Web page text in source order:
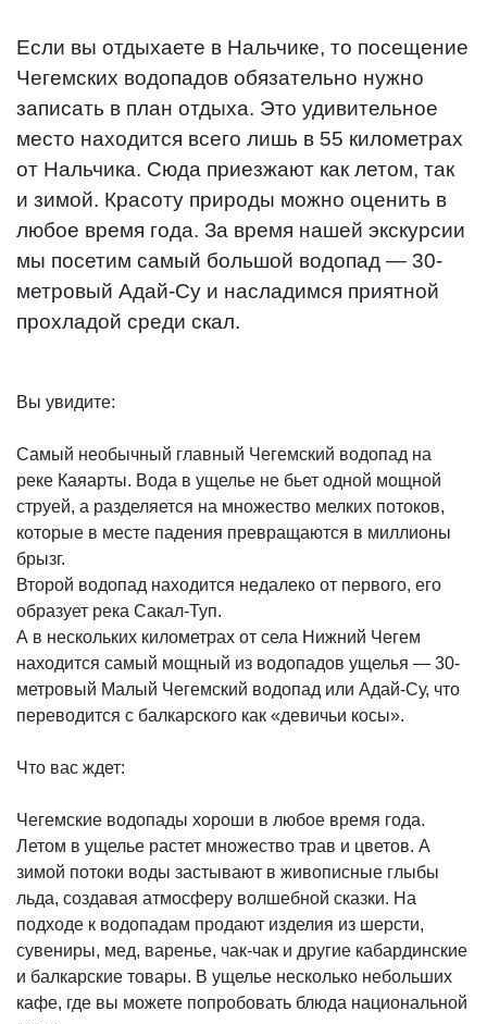
Если вы отдыхаете в Нальчике, то посещение
Чегемских водопадов обязательно нужно
записать в план отдыха. Это удивительное
место находится всего лишь в 55 километрах
от Нальчика. Сюда приезжают как летом, так
и зимой. Красоту природы можно оценить в
любое время года. За время нашей экскурсии
мы посетим самый большой водопад — 30-
метровый Адай-Су и насладимся приятной
прохладой среди скал.
Вы увидите:
Самый необычный главный Чегемский водопад на
реке Каяарты. Вода в ущелье не бьет одной мощной
струей, а разделяется на множество мелких потоков,
которые в месте падения превращаются в миллионы
брызг.
Второй водопад находится недалеко от первого, его
образует река Сакал-Туп.
А в нескольких километрах от села Нижний Чегем
находится самый мощный из водопадов ущелья — 30-
метровый Малый Чегемский водопад или Адай-Су, что
переводится с балкарского как «девичьи косы».
Что вас ждет:
Чегемские водопады хороши в любое время года.
Летом в ущелье растет множество трав и цветов. А
зимой потоки воды застывают в живописные глыбы
льда, создавая атмосферу волшебной сказки. На
подходе к водопадам продают изделия из шерсти,
сувениры, мед, варенье, чак-чак и другие кабардинские
и балкарские товары. В ущелье несколько небольших
кафе, где вы можете попробовать блюда национальной